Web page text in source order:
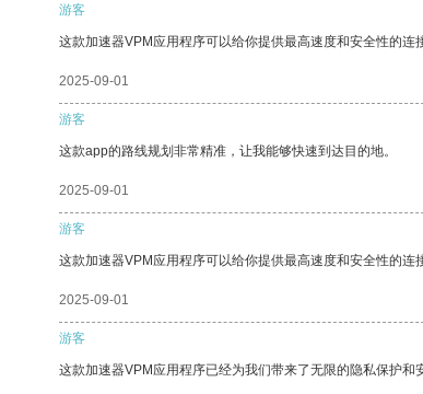
游客
这款加速器VPM应用程序可以给你提供最高速度和安全性的连
2025-09-01
游客
这款app的路线规划非常精准，让我能够快速到达目的地。
2025-09-01
游客
这款加速器VPM应用程序可以给你提供最高速度和安全性的连
2025-09-01
游客
这款加速器VPM应用程序已经为我们带来了无限的隐私保护和